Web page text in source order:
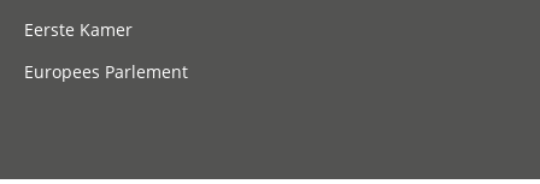
Eerste Kamer
Europees Parlement